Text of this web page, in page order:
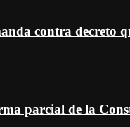
contra decreto
parcial de la